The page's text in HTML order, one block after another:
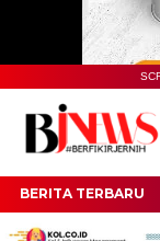
BERITA TERBARU